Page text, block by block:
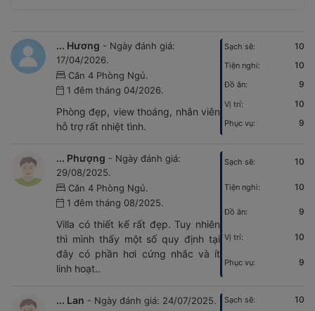
... Hương - Ngày đánh giá:
17/04/2026.
Căn 4 Phòng Ngủ.
1 đêm tháng 04/2026.
Phòng đẹp, view thoáng, nhân viên
hỗ trợ rất nhiệt tình.
Sạch sẽ: 10
Tiện nghi: 10
Đồ ăn: 9
Vị trí: 10
Phục vụ: 9
... Phượng - Ngày đánh giá:
29/08/2025.
Căn 4 Phòng Ngủ.
1 đêm tháng 08/2025.
Villa có thiết kế rất đẹp. Tuy nhiên
thì mình thấy một số quy định tại
đây có phần hơi cứng nhắc và ít
linh hoạt..
Sạch sẽ: 10
Tiện nghi: 10
Đồ ăn: 9
Vị trí: 10
Phục vụ: 9
... Lan - Ngày đánh giá: 24/07/2025.
Sạch sẽ:
10